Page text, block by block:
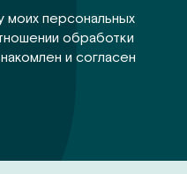
моих персональных
обработки
и согласен